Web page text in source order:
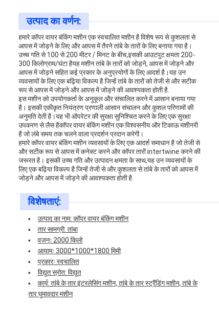
PRIVACY
POLICY
उत्पाद का वर्णन:
हमारे कॉपर वायर बंकिंग मशीन एक स्वचालित मशीन है विशेष रूप से कुशलता से
आपस में जोड़ने के लिए और आपस में तैरने तांबे के तारों के लिए बनाया गया है।
उच्च गति से 100 से 200 मीटर / मिनट के बीच,इसकी आउटपुट क्षमता 200-
300 किलोग्राम/घंटा हैयह मशीन तांबे के तारों को जोड़ने, आपस में जोड़ने और
आपस में जोड़ने सहित कई प्रकार के अनुप्रयोगों के लिए आदर्श है।यह उन
व्यवसायों के लिए एक बढ़िया विकल्प है जिन्हें तांबे के तारों को तेजी से और सटीक
रूप से आपस में जोड़ने और आपस में जोड़ने की आवश्यकता होती है.
इस मशीन को उपयोगकर्ता के अनुकूल और संचालित करने में आसान बनाया गया
है। इसकी एकीकृत नियंत्रण प्रणाली आसान संचालन और कुशल परिणामों की
अनुमति देती है।यह भी ऑपरेटर की सुरक्षा सुनिश्चित करने के लिए एक सुरक्षा
उपकरण से लैस हैकॉपर वायर बंकिंग मशीन एक विश्वसनीय और टिकाऊ मशीनरी
है जो लंबे समय तक चलने वाला प्रदर्शन प्रदान करेगी।
हमारे कॉपर वायर बंकिंग मशीन व्यवसायों के लिए एक आदर्श समाधान है जो तेजी से
और सटीक रूप से आपस में कनेक्ट करने और कॉपर तारों intertwine करने की
जरूरत है। इसकी उच्च गति और उत्पादन क्षमता के साथ,यह उन व्यवसायों के
लिए एक बढ़िया विकल्प है जिन्हें तेजी से और कुशलता से तांबे के तारों को आपस में
जोड़ने और आपस में जोड़ने की आवश्यकता होती है.
विशेषताएं:
उत्पाद का नाम: कॉपर वायर बंकिंग मशीन
तार सामग्री: तांबा
वजनः 2000 किलो
आयामः 3000*1000*1800 मिमी
प्रकारः स्वचालित
विद्युत स्रोत: विद्युत
कार्य: तांबे के तार इंटरलेसिंग मशीन, तांबे के तार स्ट्रैंडिंग मशीन, तांबे के
तार घुमावदार मशीन